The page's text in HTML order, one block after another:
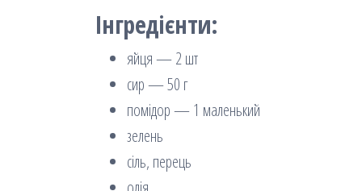
Інгредієнти:
яйця — 2 шт
сир — 50 г
помідор — 1 маленький
зелень
сіль, перець